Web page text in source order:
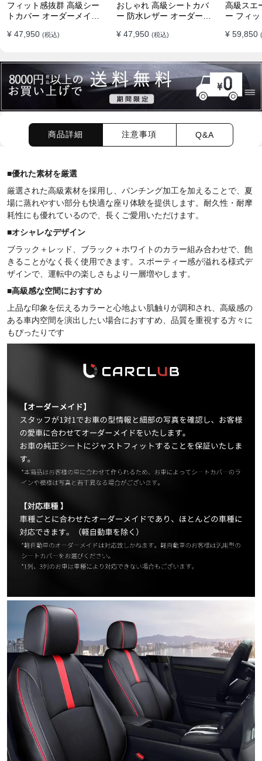
フィット感抜群 高級シー
トカバー オーダーメイド
全席セット
¥ 47,950 (税込)
おしゃれ 高級シートカバ
ー 防水レザー オーダーメ
全席セット
¥ 47,950 (税込)
高級スエ
ー フィ
全席セッ
¥ 59,850
商品詳細 注意事項 Q&A
■優れた素材を厳選
厳選された高級素材を採用し、パンチング加工を加えることで、夏
場に蒸れやすい部分も快適な座り体験を提供します。耐久性・耐摩
耗性にも優れているので、長くご愛用いただけます。
■オシャレなデザイン
ブラック＋レッド、ブラック＋ホワイトのカラー組み合わせで、飽
きることがなく長く使用できます。スポーティー感が溢れる様式デ
ザインで、運転中の楽しさもより一層増やします。
■高級感な空間におすすめ
上品な印象を伝えるカラーと心地よい肌触りが調和され、高級感の
ある車内空間を演出したい場合におすすめ、品質を重視する方々に
もぴったりです